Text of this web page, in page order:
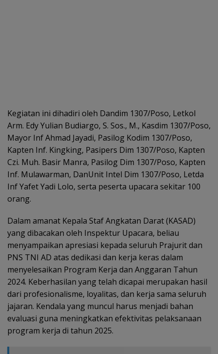
Kegiatan ini dihadiri oleh Dandim 1307/Poso, Letkol
Arm. Edy Yulian Budiargo, S. Sos., M., Kasdim 1307/Poso,
Mayor Inf Ahmad Jayadi, Pasilog Kodim 1307/Poso,
Kapten Inf. Kingking, Pasipers Dim 1307/Poso, Kapten
Czi. Muh. Basir Manra, Pasilog Dim 1307/Poso, Kapten
Inf. Mulawarman, DanUnit Intel Dim 1307/Poso, Letda
Inf Yafet Yadi Lolo, serta peserta upacara sekitar 100
orang.
Dalam amanat Kepala Staf Angkatan Darat (KASAD)
yang dibacakan oleh Inspektur Upacara, beliau
menyampaikan apresiasi kepada seluruh Prajurit dan
PNS TNI AD atas dedikasi dan kerja keras dalam
menyelesaikan Program Kerja dan Anggaran Tahun
2024. Keberhasilan yang telah dicapai merupakan hasil
dari profesionalisme, loyalitas, dan kerja sama seluruh
jajaran. Kendala yang muncul harus menjadi bahan
evaluasi guna meningkatkan efektivitas pelaksanaan
program kerja di tahun 2025.